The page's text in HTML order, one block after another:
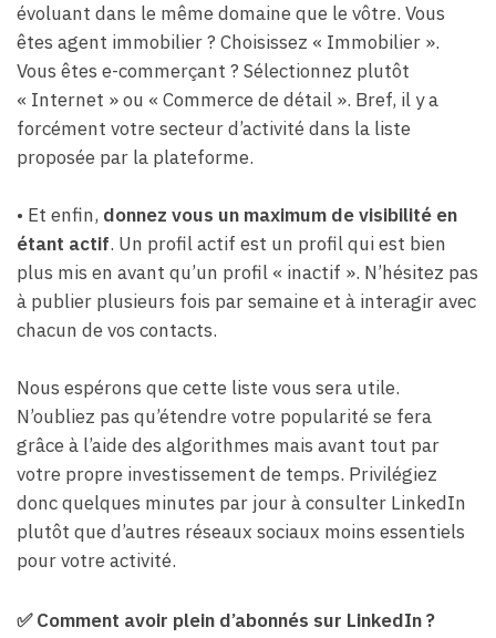
évoluant dans le même domaine que le vôtre. Vous
êtes agent immobilier ? Choisissez « Immobilier ».
Vous êtes e-commerçant ? Sélectionnez plutôt
« Internet » ou « Commerce de détail ». Bref, il y a
forcément votre secteur d’activité dans la liste
proposée par la plateforme.
• Et enfin, donnez vous un maximum de visibilité en
étant actif. Un profil actif est un profil qui est bien
plus mis en avant qu’un profil « inactif ». N’hésitez pas
à publier plusieurs fois par semaine et à interagir avec
chacun de vos contacts.
Nous espérons que cette liste vous sera utile.
N’oubliez pas qu’étendre votre popularité se fera
grâce à l’aide des algorithmes mais avant tout par
votre propre investissement de temps. Privilégiez
donc quelques minutes par jour à consulter LinkedIn
plutôt que d’autres réseaux sociaux moins essentiels
pour votre activité.
✅Comment avoir plein d’abonnés sur LinkedIn ?